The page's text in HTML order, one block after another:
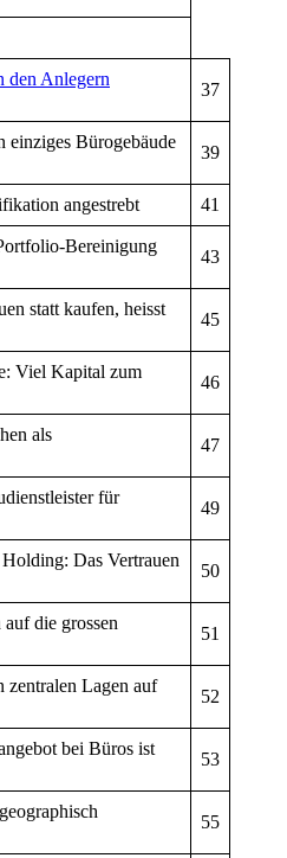
den Anlegern
37
Bürogebäude
39
angestrebt 41
Bereinigung
43
statt kaufen, heisst
45
Viel Kapital zum
46
als
47
für
49
Das Vertrauen
50
die grossen
51
zentralen Lagen auf
52
bei Büros ist
53
55